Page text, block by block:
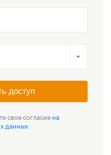
доступ
свое согласие на
данных